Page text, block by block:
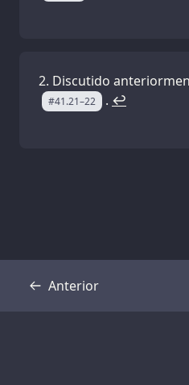
Discutido
#41.21–22 . ↩
Anterior
Transcrição